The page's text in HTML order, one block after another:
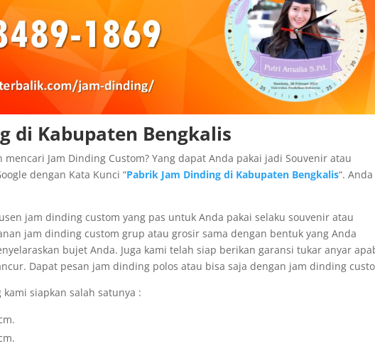
di Kabupaten Bengkalis
Jam Dinding Custom? Yang dapat Anda pakai jadi Souvenir atau
dengan Kata Kunci “Pabrik Jam Dinding di Kabupaten Bengkalis“.
jam dinding custom yang pas untuk Anda pakai selaku souvenir atau
jam dinding custom grup atau grosir sama dengan bentuk yang Anda
bujet Anda. Juga kami telah siap berikan garansi tukar anyar
Dapat pesan jam dinding polos atau bisa saja dengan jam dinding
siapkan salah satunya :